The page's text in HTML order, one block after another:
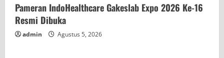
Pameran IndoHealthcare Gakeslab Expo 2026 Ke-16
Resmi Dibuka
admin Agustus 5, 2026